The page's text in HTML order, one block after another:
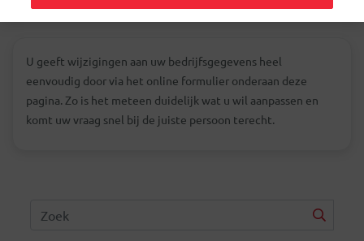
U geeft wijzigingen aan uw bedrijfsgegevens heel
eenvoudig door via het online formulier onderaan deze
pagina. Zo is het meteen duidelijk wat u wil aanpassen en
komt uw vraag snel bij de juiste persoon terecht.